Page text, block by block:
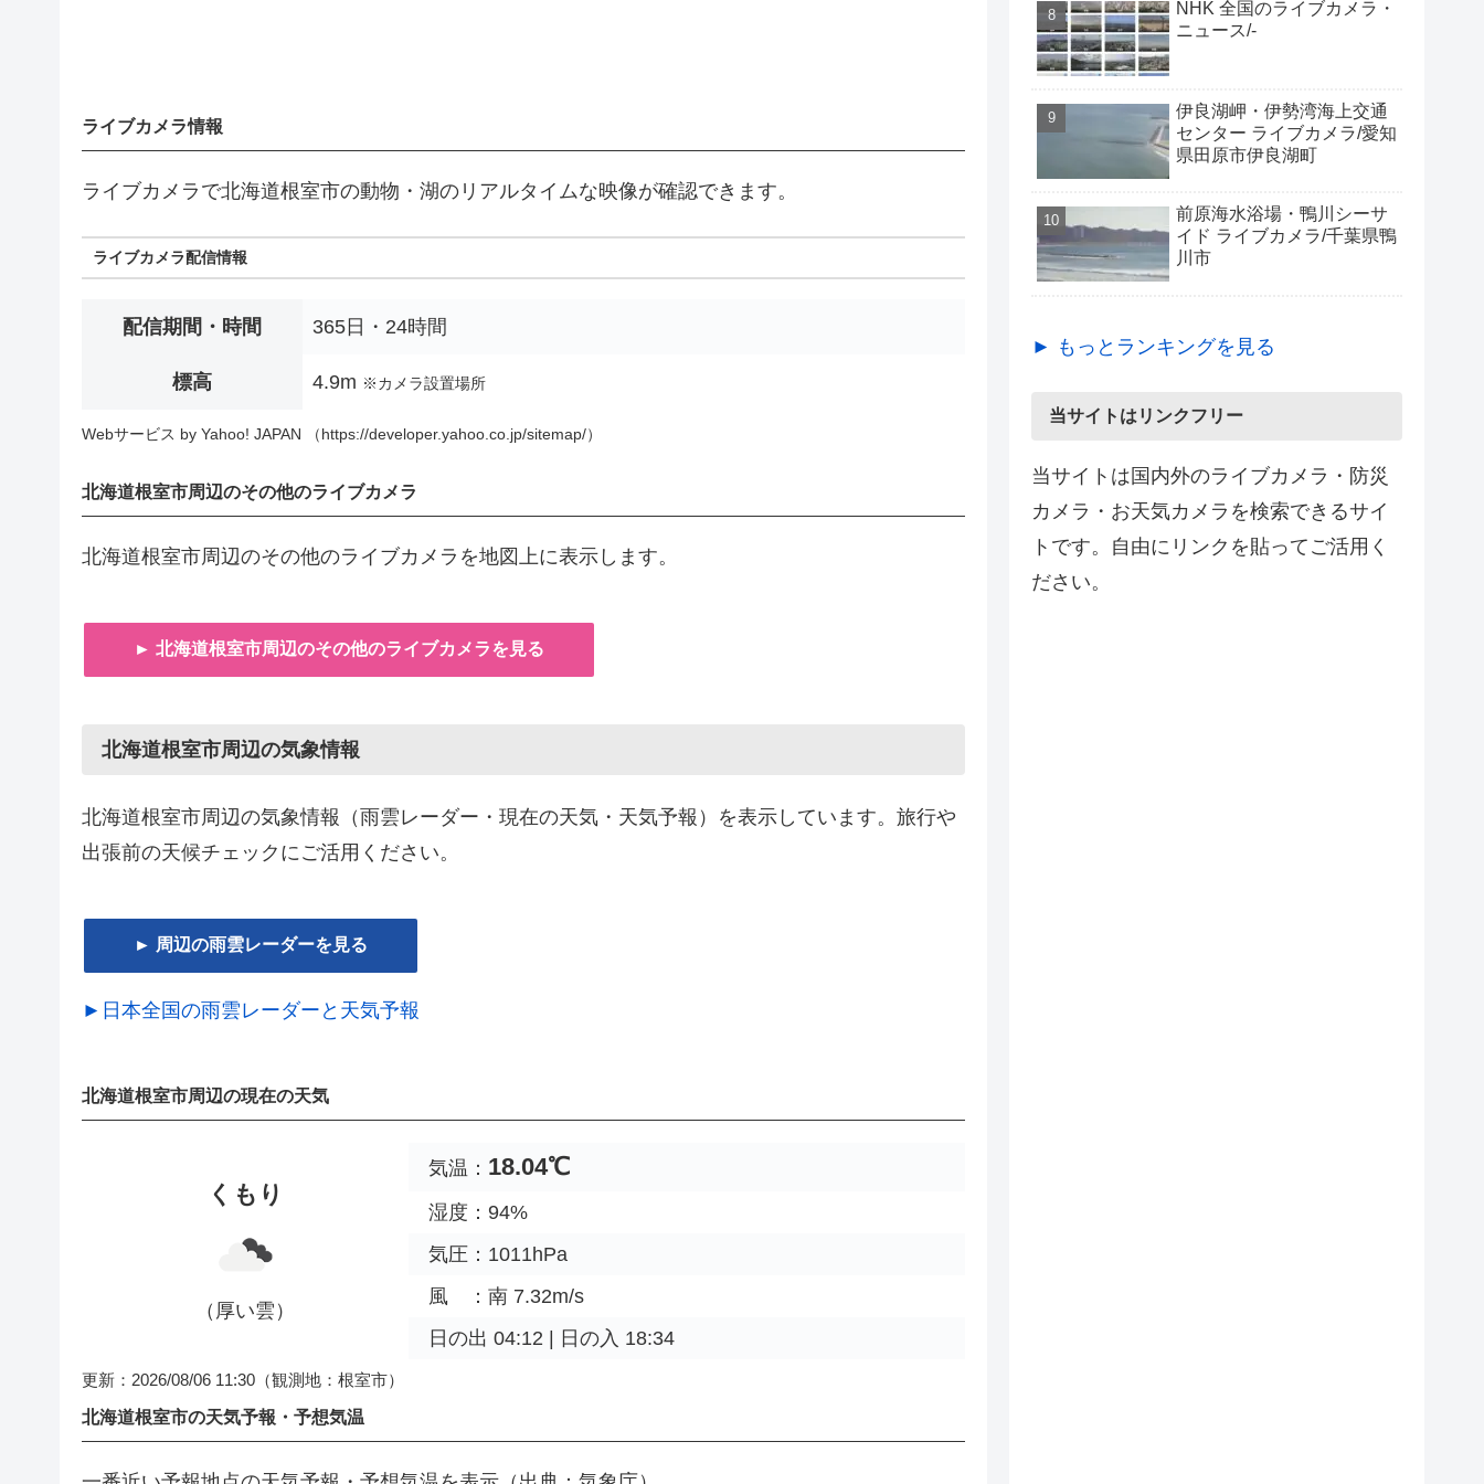
ライブカメラ情報
ライブカメラで北海道根室市の動物・湖のリアルタイムな映像が確認できます。
ライブカメラ配信情報
配信期間・時間 365日・24時間
標高 4.9m ※カメラ設置場所
Webサービス by Yahoo! JAPAN （https://developer.yahoo.co.jp/sitemap/）
北海道根室市周辺のその他のライブカメラ
北海道根室市周辺のその他のライブカメラを地図上に表示します。
► 北海道根室市周辺のその他のライブカメラを見る
北海道根室市周辺の気象情報
北海道根室市周辺の気象情報（雨雲レーダー・現在の天気・天気予報）を表示しています。旅行や
出張前の天候チェックにご活用ください。
► 周辺の雨雲レーダーを見る
►日本全国の雨雲レーダーと天気予報
北海道根室市周辺の現在の天気
くもり
（厚い雲）
気温： 18.04℃
湿度：94%
気圧：1011hPa
風 ：南 7.32m/s
日の出 04:12 | 日の入 18:34
更新：2026/08/06 11:30 （観測地：根室市）
北海道根室市の天気予報・予想気温
NHK 全国のライブカメラ・
ニュース/-
伊良湖岬・伊勢湾海上交通
センター ライブカメラ/愛知
県田原市伊良湖町
前原海水浴場・鴨川シーサ
イド ライブカメラ/千葉県鴨
川市
► もっとランキングを見る
当サイトはリンクフリー
当サイトは国内外のライブカメラ・防災
カメラ・お天気カメラを検索できるサイ
トです。自由にリンクを貼ってご活用く
ださい。